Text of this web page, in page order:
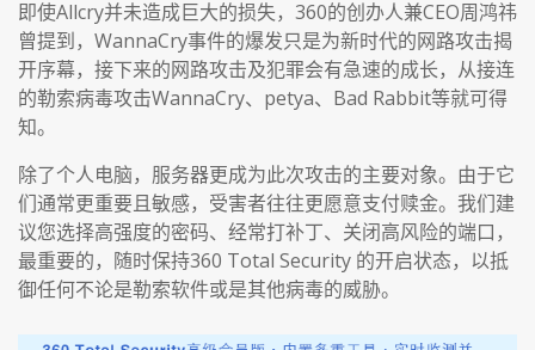
即使Allcry并未造成巨大的损失，360的创办人兼CEO周鸿祎
曾提到，WannaCry事件的爆发只是为新时代的网路攻击揭
开序幕，接下来的网路攻击及犯罪会有急速的成长，从接连
的勒索病毒攻击WannaCry、petya、Bad Rabbit等就可得
知。
除了个人电脑，服务器更成为此次攻击的主要对象。由于它
们通常更重要且敏感，受害者往往更愿意支付赎金。我们建
议您选择高强度的密码、经常打补丁、关闭高风险的端口，
最重要的，随时保持360 Total Security 的开启状态，以抵
御任何不论是勒索软件或是其他病毒的威胁。